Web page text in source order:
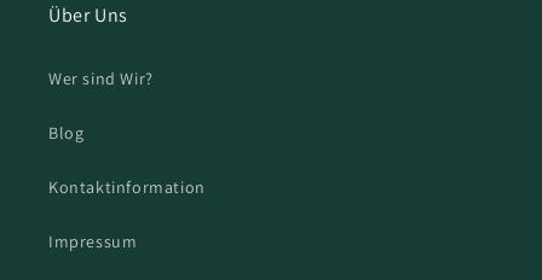
Über Uns
Wer sind Wir?
Blog
Kontaktinformation
Impressum